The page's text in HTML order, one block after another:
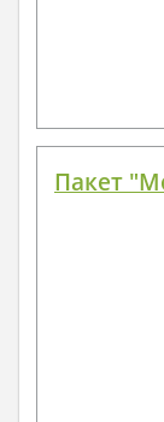
Пакет